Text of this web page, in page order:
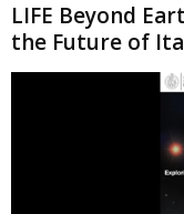
LIFE Beyond
the Future of